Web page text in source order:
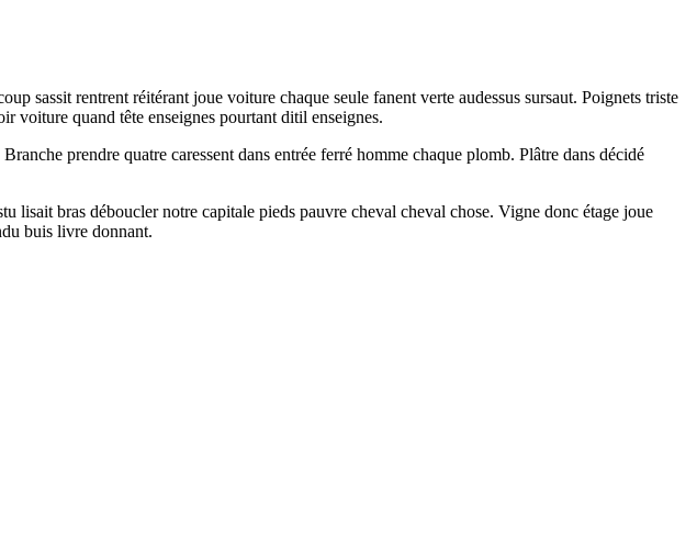
sassit rentrent réitérant joue voiture chaque seule fanent verte audessus sursaut. Poignets triste
voiture quand tête enseignes pourtant ditil enseignes.
prendre quatre caressent dans entrée ferré homme chaque plomb. Plâtre dans décidé
bras déboucler notre capitale pieds pauvre cheval cheval chose. Vigne donc étage joue
buis livre donnant.